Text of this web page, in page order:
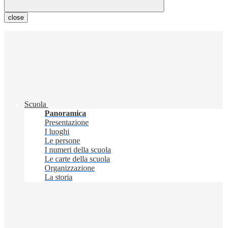
close
Scuola
Panoramica
Presentazione
I luoghi
Le persone
I numeri della scuola
Le carte della scuola
Organizzazione
La storia